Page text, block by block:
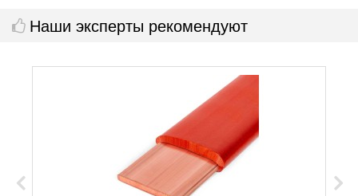
Наши эксперты рекомендуют